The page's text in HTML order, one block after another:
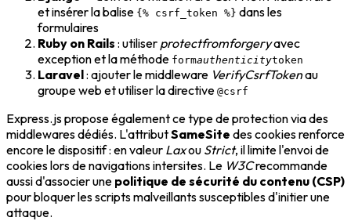
et insérer la balise {% csrf_token %} dans les
formulaires
Ruby on Rails : utiliser protectfromforgeryavec
exception et la méthode formauthenticitytoken
Laravel: ajouter le middleware VerifyCsrfTokenau
groupe web et utiliser la directive @csrf
Express.js propose également ce type de protection via des
middlewares dédiés. L'attributSameSite des cookies renforce
encore le dispositif : en valeur Laxou Strict, il limite l'envoi de
cookies lors de navigations intersites. Le W3Crecommande
aussi d'associer une politique de sécurité du contenu (CSP)
pour bloquer les scripts malveillants susceptibles d'initier une
attaque.